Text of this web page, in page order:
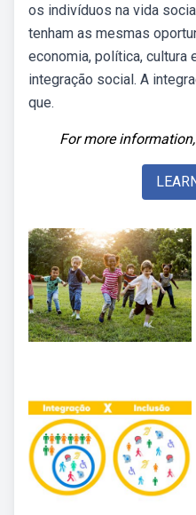
os indivíduos na vida
tenham as mesmas
economia, política, cultura
integração social. A
que.
For more